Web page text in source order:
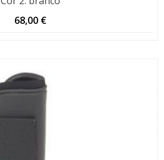
68,00 €